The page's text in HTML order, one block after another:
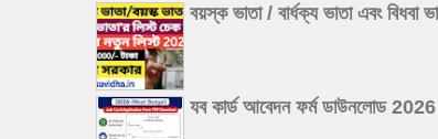
বয়স্ক ভাতা / বার্ধক্য ভাতা এবং
যব কার্ড আবেদন ফর্ম